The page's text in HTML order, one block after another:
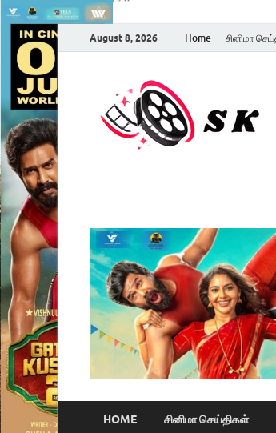
August 8, 2026 Home சினிமா
HOME சினிமா செய்திகள்